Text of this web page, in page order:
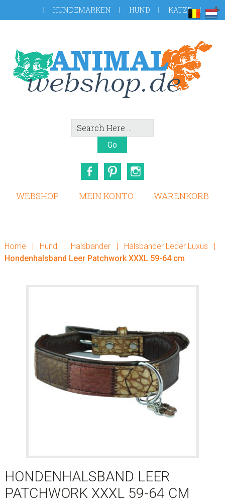
to
Fußzeile
. HUNDEMARKEN HUND KATZE
Search
Here
FacebookPinterest
WEBSHOP MEIN KONTO WARENKORB
Home | Hund | Halsbander | Halsbänder Leder Luxus
|
Hondenhalsband Leer Patchwork XXXL 59-64 cm
HONDENHALSBAND LEER
PATCHWORK XXXL 59-64 CM